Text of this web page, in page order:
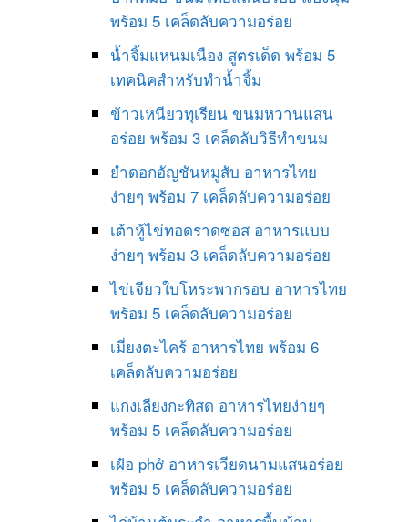
พร้อม 5 เคล็ดลับความอร่อย
น้ำจิ้มแหนมเนือง สูตรเด็ด พร้อม 5
เทคนิคสำหรับทำน้ำจิ้ม
ข้าวเหนียวทุเรียน ขนมหวานแสน
อร่อย พร้อม 3 เคล็ดลับวิธีทำขนม
ยำดอกอัญชันหมูสับ อาหารไทย
ง่ายๆ พร้อม 7 เคล็ดลับความอร่อย
เต้าหู้ไข่ทอดราดซอส อาหารแบบ
ง่ายๆ พร้อม 3 เคล็ดลับความอร่อย
ไข่เจียวใบโหระพากรอบ อาหารไทย
พร้อม 5 เคล็ดลับความอร่อย
เมี่ยงตะไคร้ อาหารไทย พร้อม 6
เคล็ดลับความอร่อย
แกงเลียงกะทิสด อาหารไทยง่ายๆ
พร้อม 5 เคล็ดลับความอร่อย
เฝ๋อ phở อาหารเวียดนามแสนอร่อย
พร้อม 5 เคล็ดลับความอร่อย